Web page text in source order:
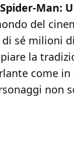
Spider-Man:
del
sé milioni
la
come
non